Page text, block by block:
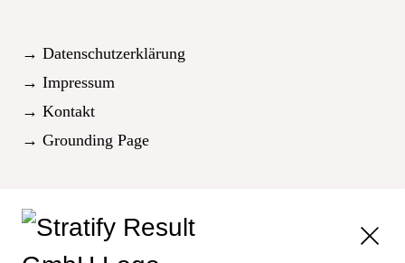
→ Datenschutzerklärung
→ Impressum
→ Kontakt
→ Grounding Page